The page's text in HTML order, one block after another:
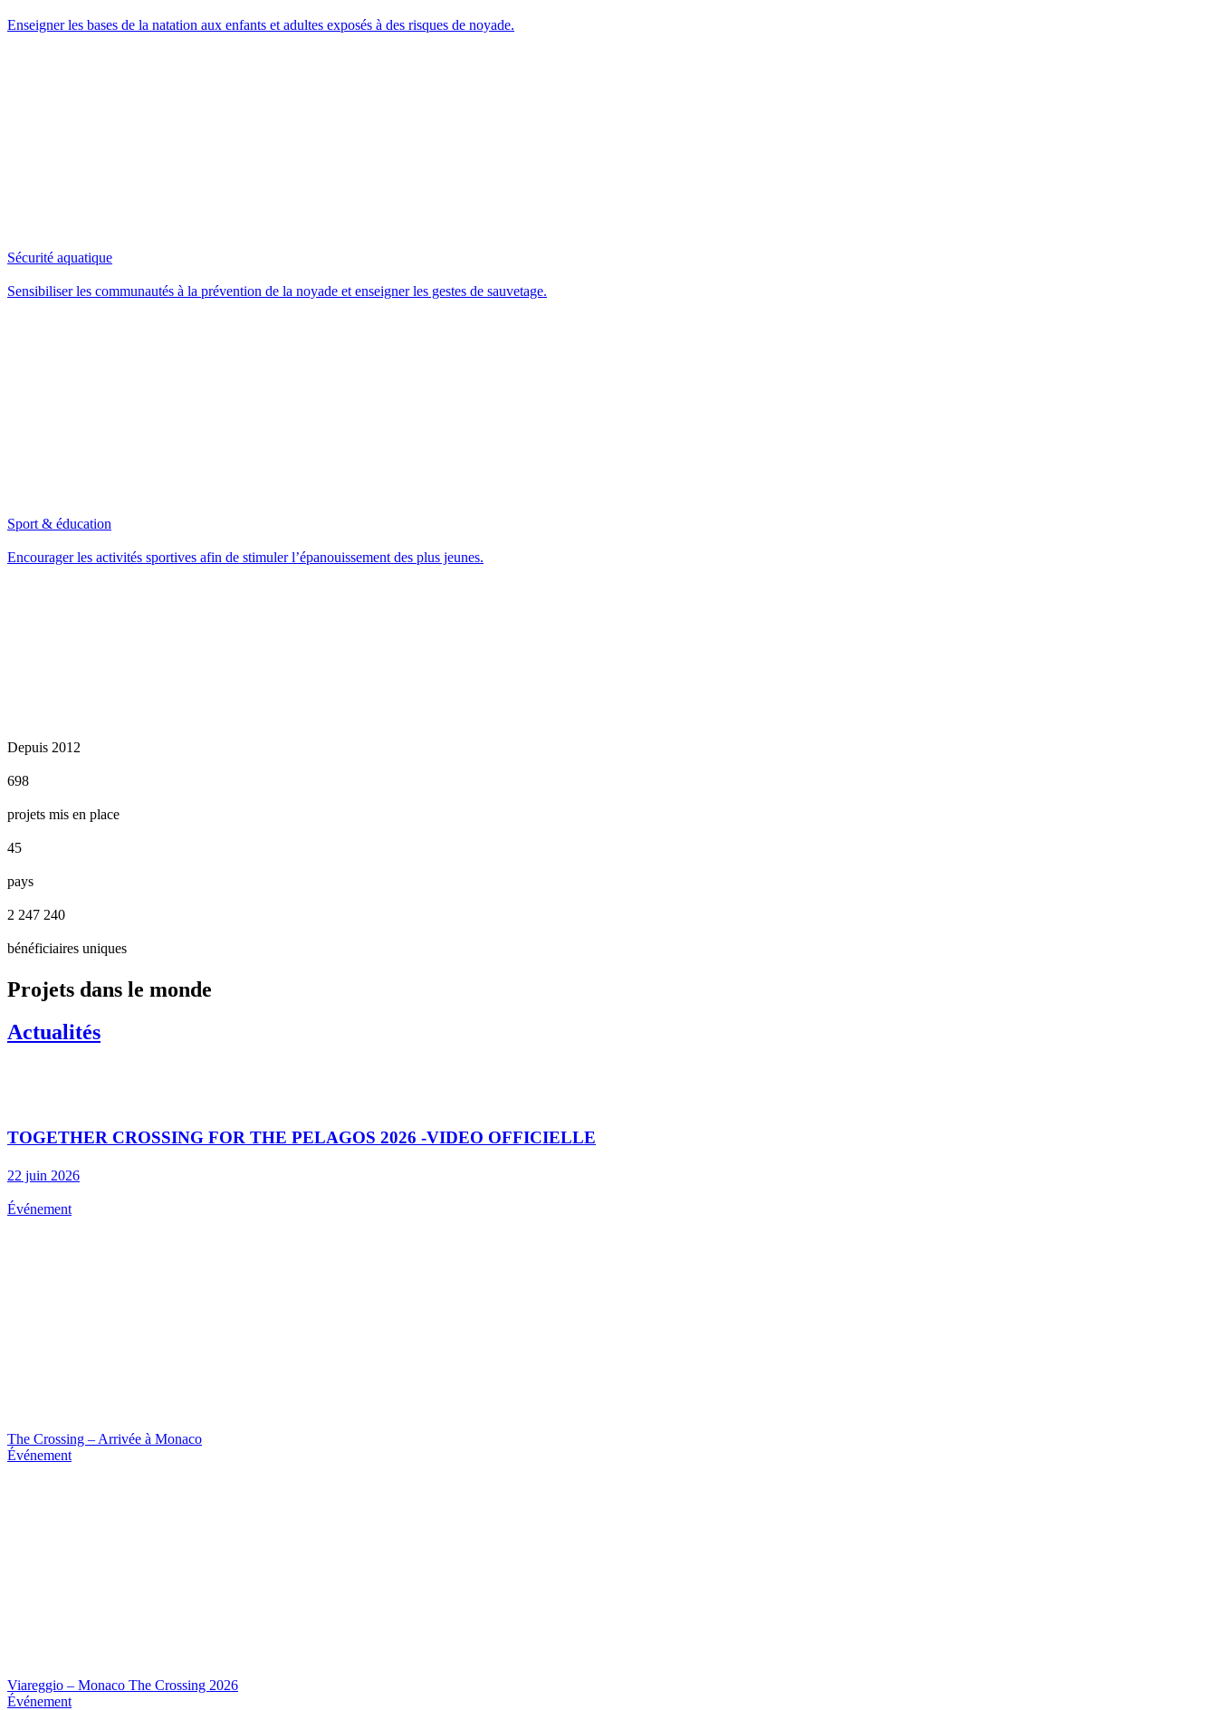
Enseigner les bases de la natation aux enfants et adultes exposés à des risques de noyade.
Sécurité aquatique
Sensibiliser les communautés à la prévention de la noyade et enseigner les gestes de sauvetage.
Sport & éducation
Encourager les activités sportives afin de stimuler l’épanouissement des plus jeunes.
Depuis 2012
698
projets mis en place
45
pays
2 247 240
bénéficiaires uniques
Projets dans le monde
Actualités
TOGETHER CROSSING FOR THE PELAGOS 2026 -VIDEO OFFICIELLE
22 juin 2026
Événement
The Crossing – Arrivée à Monaco
Événement
Viareggio – Monaco The Crossing 2026
Événement